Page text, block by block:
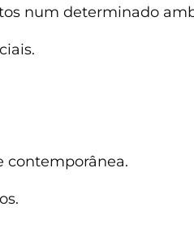
num determinado
contemporânea.